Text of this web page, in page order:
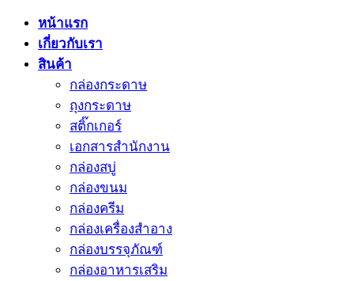
หน้าแรก
เกี่ยวกับเรา
สินค้า
กล่องกระดาษ
ถุงกระดาษ
สติ๊กเกอร์
เอกสารสำนักงาน
กล่องสบู่
กล่องขนม
กล่องครีม
กล่องเครื่องสำอาง
กล่องบรรจุภัณฑ์
กล่องอาหารเสริม